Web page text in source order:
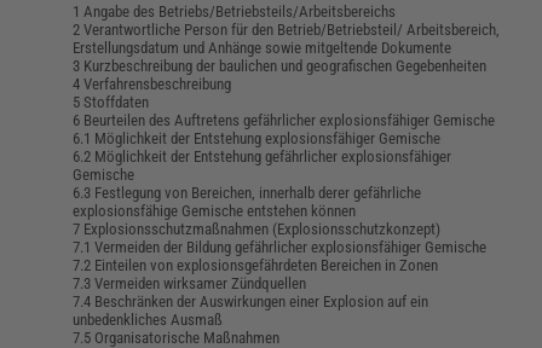
Angabe des Betriebs/Betriebsteils/Arbeitsbereichs
Verantwortliche Person für den Betrieb/Betriebsteil/ Arbeitsbereich,
Erstellungsdatum und Anhänge sowie mitgeltende Dokumente
Kurzbeschreibung der baulichen und geografischen Gegebenheiten
Verfahrensbeschreibung
Stoffdaten
Beurteilen des Auftretens gefährlicher explosionsfähiger Gemische
6.1 Möglichkeit der Entstehung explosionsfähiger Gemische
6.2 Möglichkeit der Entstehung gefährlicher explosionsfähiger
Gemische
6.3 Festlegung von Bereichen, innerhalb derer gefährliche
explosionsfähige Gemische entstehen können
Explosionsschutzmaßnahmen (Explosionsschutzkonzept)
7.1 Vermeiden der Bildung gefährlicher explosionsfähiger Gemische
7.2 Einteilen von explosionsgefährdeten Bereichen in Zonen
7.3 Vermeiden wirksamer Zündquellen
7.4 Beschränken der Auswirkungen einer Explosion auf ein
unbedenkliches Ausmaß
7.5 Organisatorische Maßnahmen